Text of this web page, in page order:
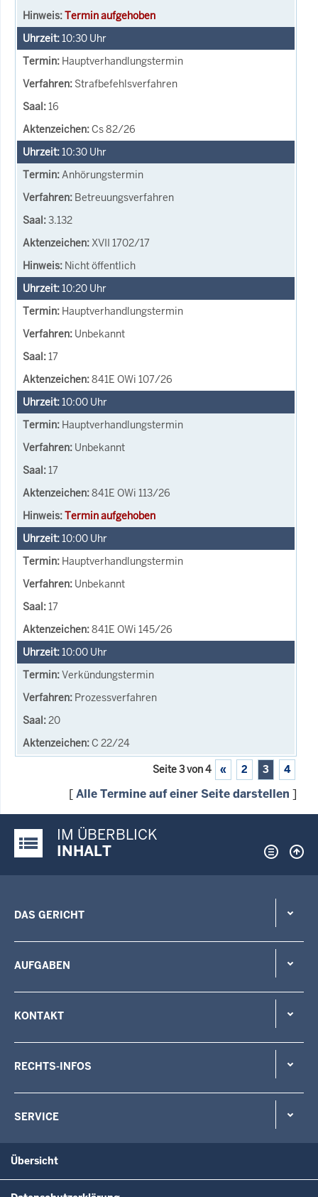
Termin aufgehoben
10:30 Uhr
Hauptverhandlungstermin
Strafbefehlsverfahren
16
Cs 82/26
10:30 Uhr
Anhörungstermin
Betreuungsverfahren
3.132
XVII 1702/17
Nicht öffentlich
10:20 Uhr
Hauptverhandlungstermin
Unbekannt
17
841E OWi 107/26
10:00 Uhr
Hauptverhandlungstermin
Unbekannt
17
841E OWi 113/26
Termin aufgehoben
10:00 Uhr
Hauptverhandlungstermin
Unbekannt
17
841E OWi 145/26
10:00 Uhr
Verkündungstermin
Prozessverfahren
20
C 22/24
Seite 3 von 4 « 2 3 4
[Alle Termine auf einer Seite darstellen ]
Justiz-Portal im Überblick:
IM ÜBERBLICK
INHALT
DAS GERICHT
AUFGABEN
KONTAKT
RECHTS-INFOS
SERVICE
Übersicht